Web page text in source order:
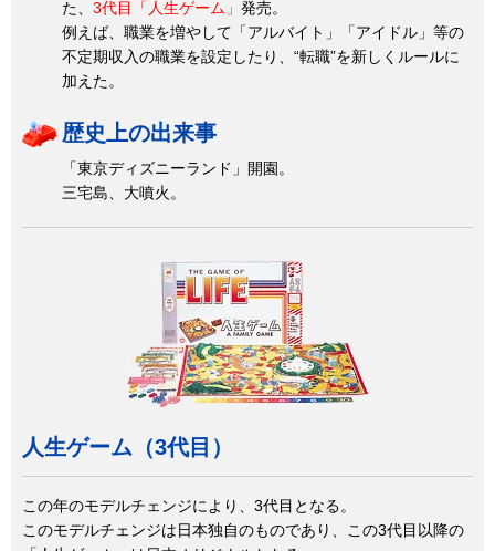
た、 3代目「人生ゲーム」 発売。
例えば、職業を増やして「アルバイト」「アイドル」等の
不定期収入の職業を設定したり、“転職”を新しくルールに
加えた。
歴史上の出来事
「東京ディズニーランド」開園。
三宅島、大噴火。
人生ゲーム（3代目）
この年のモデルチェンジにより、3代目となる。
このモデルチェンジは日本独自のものであり、この3代目以降の